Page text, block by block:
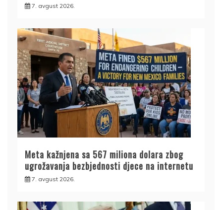
7. avgust 2026.
Meta kažnjena sa 567 miliona dolara zbog
ugrožavanja bezbjednosti djece na internetu
7. avgust 2026.